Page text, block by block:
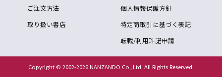
ご注文方法
取り扱い書店
個人情報保護方針
特定商取引に基づく表記
転載/利用許諾申請
Copyright © 2002-2026 NANZANDO Co.,Ltd. All Rights Reserved.